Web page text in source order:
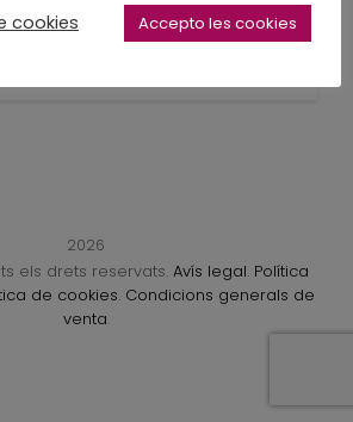
tardor
2026
els drets reservats. Avís legal. Política
de cookies. Condicions generals de
venta.
cookies Accepto les cookies